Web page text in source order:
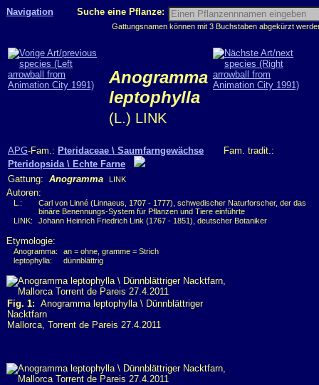
Navigation Suche eine Pflanze:
Gattungsnamen können mit 3 Buchstaben abgekürzt
Anogramma
leptophylla
(L.) LINK
APG-Fam.: Pteridaceae \ Saumfarngewächse Fam. tradit.:
Pteridopsida \ Echte Farne
Gattung: Anogramma LINK
Autoren:
L.:
Carl von Linné (Linnaeus, 1707 - 1777), schwedischer Naturforscher, der das
binäre Benennungs-System für Pflanzen und Tiere einführte
LINK:
Johann Heinrich Friedrich Link (1767 - 1851), deutscher Botaniker
Etymologie:
Anogramma:
an = ohne, gramme = Strich
leptophylla:
dünnblättrig
Fig. 1: Anogramma leptophylla \ Dünnblättriger
Nacktfarn
Mallorca, Torrent de Pareis 27.4.2011